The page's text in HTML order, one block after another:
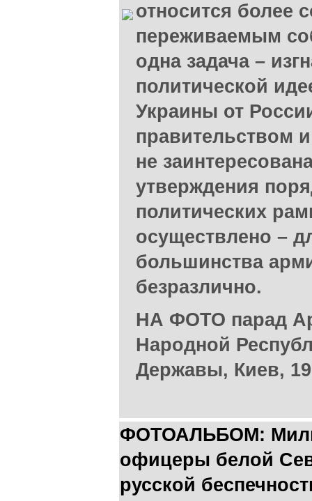
относится более
переживаемым
одна задача –
политической
Украины от
правительством
не
утверждения
политических
осуществлено –
большинства
безразлично.
НА ФОТО парад
Народной
Державы, Киев,
ФОТОАЛЬБОМ:
офицеры белой
русской